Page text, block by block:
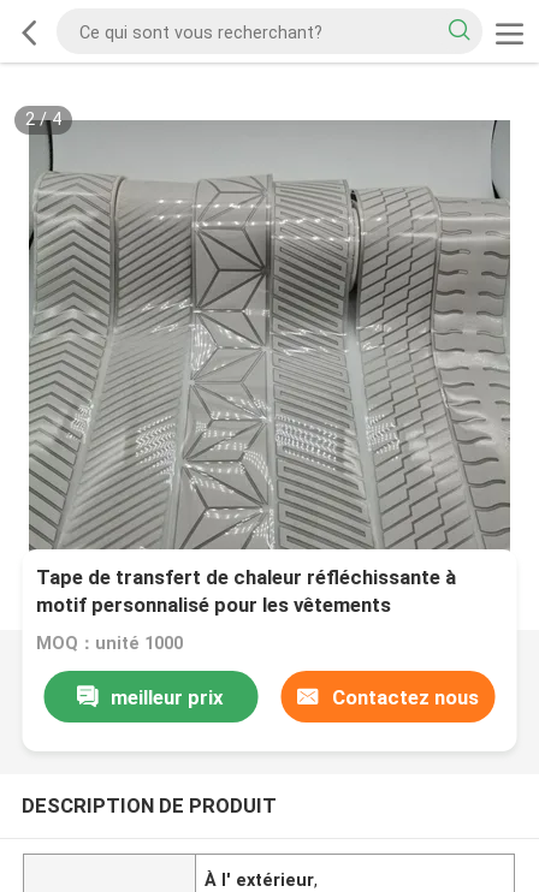
2/4
Tape de transfert de chaleur réfléchissante à
motif personnalisé pour les vêtements
MOQ：unité 1000
meilleur prix Contactez nous
DESCRIPTION DE PRODUIT
À l' extérieur,